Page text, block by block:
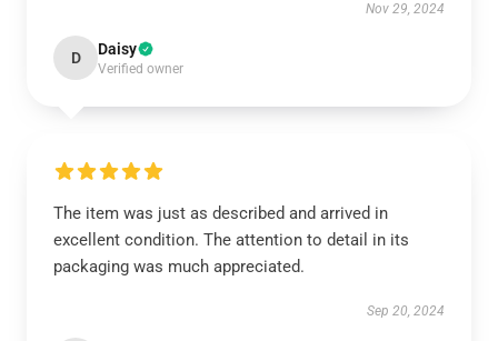
Nov 29, 2024
D Daisy
Verified owner
The item was just as described and arrived in
excellent condition. The attention to detail in its
packaging was much appreciated.
Sep 20, 2024